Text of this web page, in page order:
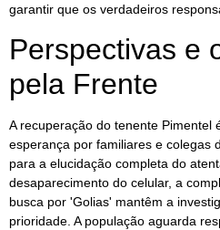
garantir que os verdadeiros
Perspectivas e
pela Frente
A recuperação do tenente Pimentel
esperança por familiares e colegas
para a elucidação completa do
desaparecimento do celular, a
busca por 'Golias' mantêm a
prioridade. A população aguarda